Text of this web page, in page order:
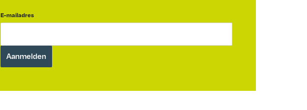
E-mailadres